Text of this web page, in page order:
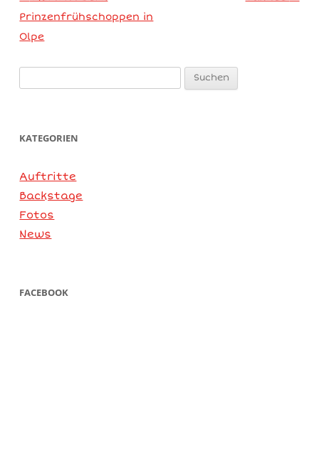
Prinzenfrühschoppen in
Olpe
KATEGORIEN
Auftritte
Backstage
Fotos
News
FACEBOOK